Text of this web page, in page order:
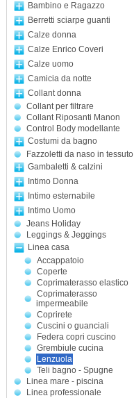
Bambino e Ragazzo
Berretti sciarpe guanti
Calze donna
Calze Enrico Coveri
Calze uomo
Camicia da notte
Collant donna
Collant per filtrare
Collant Riposanti Manon
Control Body modellante
Costumi da bagno
Fazzoletti da naso in tessuto
Gambaletti & calzini
Intimo Donna
Intimo esternabile
Intimo Uomo
Jeans Holiday
Leggings & Jeggings
Linea casa
Accappatoio
Coperte
Coprimaterasso elastico
Coprimaterasso
impermeabile
Coprirete
Cuscini o guanciali
Federa copri cuscino
Grembiule cucina
Lenzuola
Teli bagno - Spugne
Linea mare - piscina
Linea professionale